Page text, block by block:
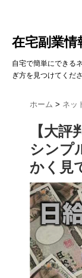
在宅副業情
自宅で簡単にできる
ぎ方を見つけてくださ
ホーム > ネッ
【大
シンプ
かく見